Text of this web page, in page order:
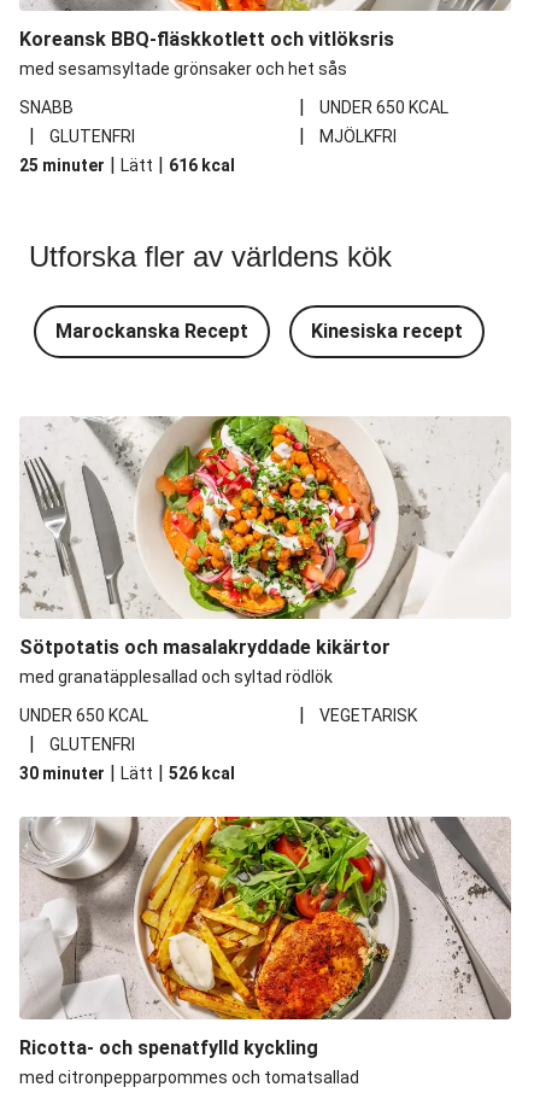
Koreansk BBQ-fläskkotlett och vitlöksris
med sesamsyltade grönsaker och het sås
SNABB
| UNDER 650 KCAL
| GLUTENFRI |
MJÖLKFRI
25 minuter | Lätt | 616 kcal
Utforska fler av världens kök
Marockanska Recept Kinesiska recept
Sötpotatis och masalakryddade kikärtor
med granatäpplesallad och syltad rödlök
UNDER 650 KCAL
| VEGETARISK
|
GLUTENFRI
30 minuter | Lätt | 526 kcal
Ricotta- och spenatfylld kyckling
med citronpepparpommes och tomatsallad